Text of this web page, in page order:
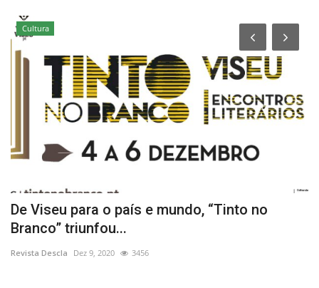
Cultura
De Viseu para o país e mundo, “Tinto no
Branco” triunfou...
Revista Descla Dez 9, 2020 3456